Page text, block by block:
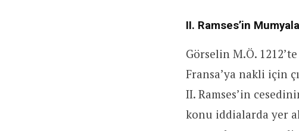
II. Ramses’in
Görselin M.Ö.
Fransa’ya nakli için
II. Ramses’in
konu iddialarda yer